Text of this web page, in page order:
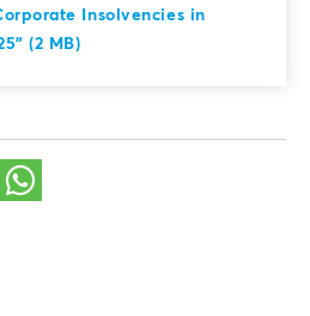
Insolvencies in
(2 MB)